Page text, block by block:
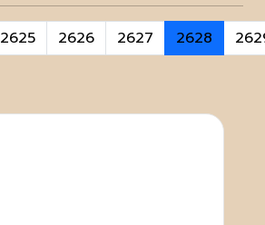
2625 2626 2627 2628